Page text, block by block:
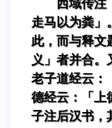
西域传注
走马以为粪」
此，而与释文
义」者并合。
老子道经云：
德经云：「上
子注后汉书，